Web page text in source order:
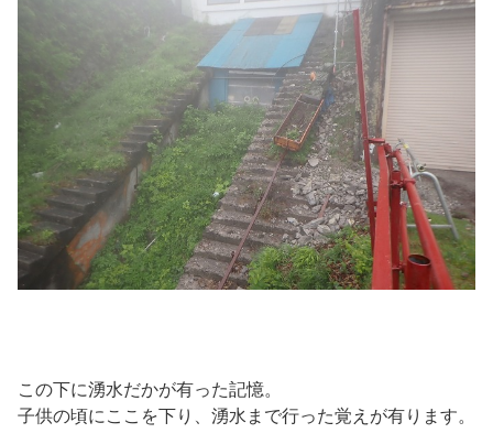
この下に湧水だかが有った記憶。
子供の頃にここを下り、湧水まで行った覚えが有ります。